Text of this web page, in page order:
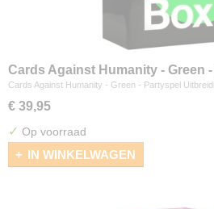
Cards Against Humanity - Green
Cards Against Humanity - Green - Partyspel
€ 39,95
✓ Op voorraad
IN WINKELWAGEN